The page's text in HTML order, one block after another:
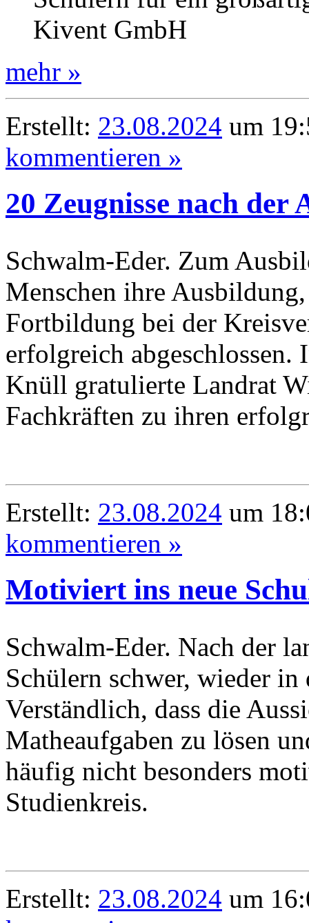
Kivent GmbH
mehr »
Erstellt: 23.08.2024 um
kommentieren »
20 Zeugnisse nach
Schwalm-Eder. Zum
Menschen ihre
Fortbildung bei der
erfolgreich
Knüll gratulierte Landrat
Fachkräften zu ihren
Erstellt: 23.08.2024 um
kommentieren »
Motiviert ins neue
Schwalm-Eder. Nach der
Schülern schwer, wieder
Verständlich, dass die
Matheaufgaben zu lösen
häufig nicht besonders
Studienkreis.
Erstellt: 23.08.2024 um